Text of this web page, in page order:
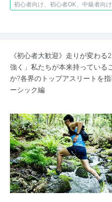
初心者向け、初心者OK、中級者向
《初心者大歓迎》走りが変わ
強く」私たちが本来持っている
か?各界のトップアスリートを
ーシック編